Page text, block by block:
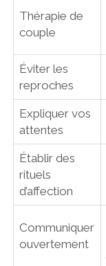
Thérapie de
couple
Éviter les
reproches
Expliquer vos
attentes
Établir des
rituels
d’affection
Communiquer
ouvertement